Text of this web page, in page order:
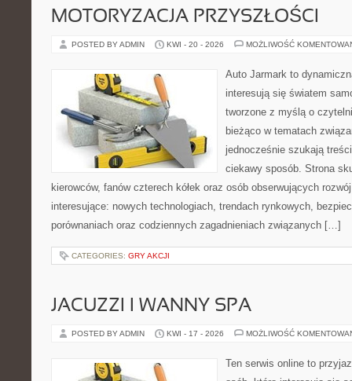
MOTORYZACJA PRZYSZŁOŚCI
POSTED BY ADMIN KWI - 20 - 2026 MOŻLIWOŚĆ
Auto Jarmark to
interesują się światem
tworzone z myślą o
bieżąco w tematach
jednocześnie szukają
ciekawy sposób. Strona
kierowców, fanów czterech kółek oraz osób obserwujących
interesujące: nowych technologiach, trendach rynkowych,
porównaniach oraz codziennych zagadnieniach związanych […]
CATEGORIES: GRY AKCJI
JACUZZI I WANNY SPA
POSTED BY ADMIN KWI - 17 - 2026 MOŻLIWOŚĆ
Ten serwis online to